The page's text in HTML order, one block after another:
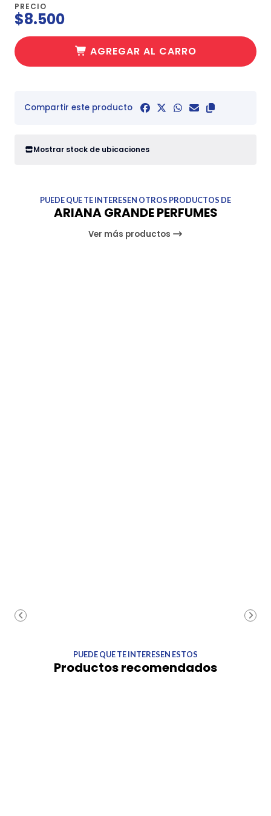
PRECIO
$8.500
AGREGAR AL CARRO
Compartir este producto
Mostrar stock de ubicaciones
PUEDE QUE TE INTERESEN OTROS PRODUCTOS DE
ARIANA GRANDE PERFUMES
Ver más productos
PUEDE QUE TE INTERESEN ESTOS
Productos recomendados